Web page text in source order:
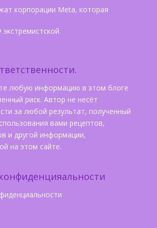
корпорации Meta, которая
любую информацию в этом блоге
риск. Автор не несёт
за любой результат, полученный
вами рецептов,
и другой информации,
на этом сайте.